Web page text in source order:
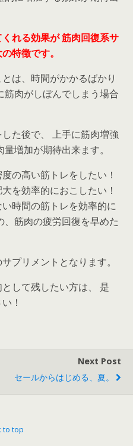
れる効果が筋肉回復系サ
特徴です。
は、時間がかかるばかり
肉がしぼんでしまう場合
た後で、 上手に筋肉増強
増加が期待出来ます。
の高い筋トレをしたい！
を効率的におこしたい！
時間の筋トレを効率的に
、筋肉の疲労回復を早めた
プリメントとなります。
して残したい方は、 是
！
Next Post
セールからはじめる、夏。
to top